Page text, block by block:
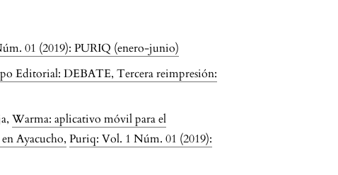
01 (2019): PURIQ (enero-junio)
Editorial: DEBATE, Tercera reimpresión:
Warma: aplicativo móvil para el
en Ayacucho,Puriq: Vol. 1 Núm. 01 (2019):